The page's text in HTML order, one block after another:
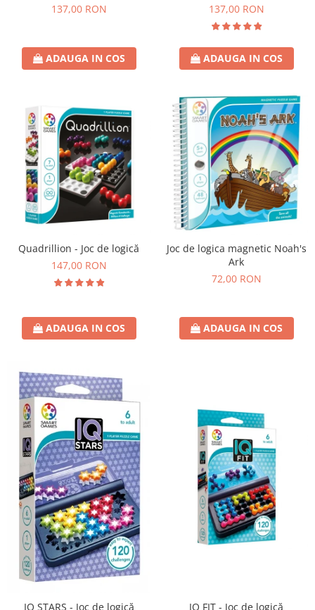
137,00 RON
ADAUGA IN COS
137,00 RON
ADAUGA IN COS
Quadrillion - Joc de logică
147,00 RON
ADAUGA IN COS
Joc de logica magnetic Noah's
Ark
72,00 RON
ADAUGA IN COS
IQ STARS - Joc de logică
IQ FIT - Joc de logică